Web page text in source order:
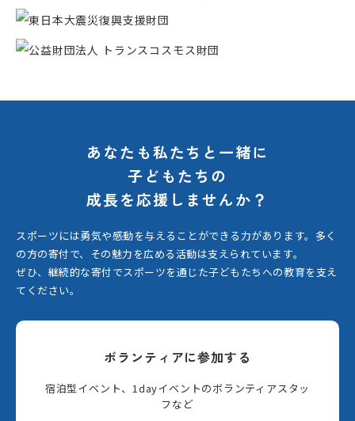
あなたも私たちと一緒に
子どもたちの
成長を応援しませんか？
スポーツには勇気や感動を与えることができる力があります。 多く
の方の寄付で、その魅力を広める活動は支えられています。
ぜひ、継続的な寄付でスポーツを通じた子どもたちへの教育を支え
てください。
ボランティアに参加する
宿泊型イベント、1dayイベントのボランティアスタッ
フなど